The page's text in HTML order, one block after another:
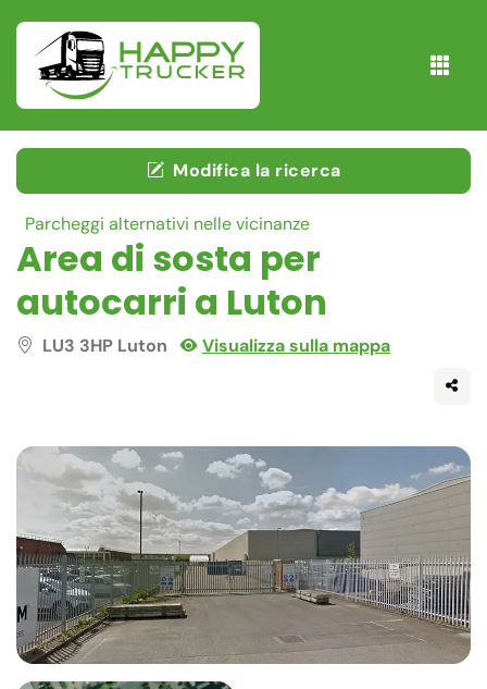
Modifica la ricerca
Parcheggi alternativi nelle vicinanze
Area di sosta per
autocarri a Luton
LU3 3HP Luton Visualizza sulla mappa